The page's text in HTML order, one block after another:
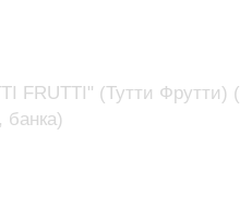
FRUTTI" (Тутти Фрутти) (